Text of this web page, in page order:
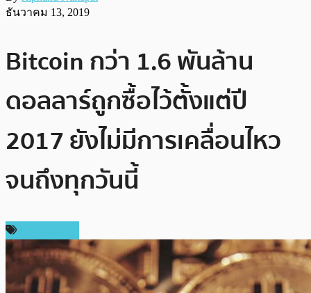
ธันวาคม 13, 2019
Bitcoin กว่า 1.6 พันล้าน
ดอลลาร์ถูกซื้อไว้ตั้งแต่ปี
2017 ยังไม่มีการเคลื่อนไหว
จนถึงทุกวันนี้